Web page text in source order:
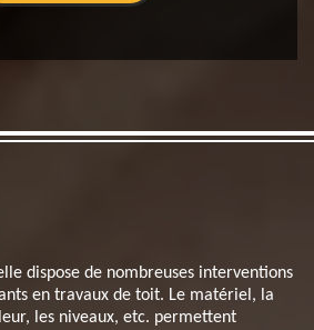
dispose de nombreuses interventions
en travaux de toit. Le matériel, la
les niveaux, etc. permettent